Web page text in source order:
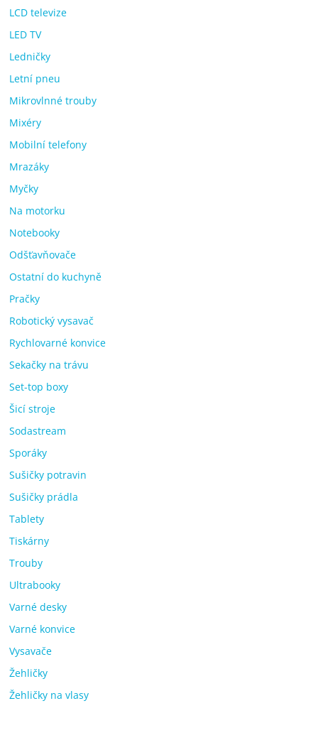
LCD televize
LED TV
Ledničky
Letní pneu
Mikrovlnné trouby
Mixéry
Mobilní telefony
Mrazáky
Myčky
Na motorku
Notebooky
Odšťavňovače
Ostatní do kuchyně
Pračky
Robotický vysavač
Rychlovarné konvice
Sekačky na trávu
Set-top boxy
Šicí stroje
Sodastream
Sporáky
Sušičky potravin
Sušičky prádla
Tablety
Tiskárny
Trouby
Ultrabooky
Varné desky
Varné konvice
Vysavače
Žehličky
Žehličky na vlasy